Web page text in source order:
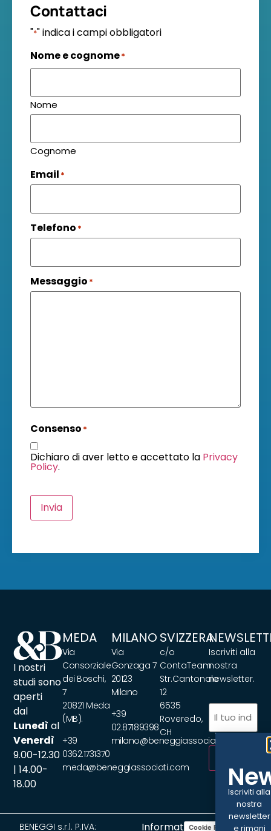
Contattaci
"*" indica i campi obbligatori
Nome e cognome*
Nome
Cognome
Email *
Telefono *
Messaggio *
Consenso *
Dichiaro di aver letto e accettato la Privacy
Policy.
Invia
I nostri
studi sono
aperti
dal
Lunedì al
Venerdì
9.00-12.30
| 14.00-
18.00
MEDA
Via
Consorziale
dei Boschi,
7
20821 Meda
(MB).
+39
0362.1731370
meda@beneggiassociati.com
MILANO
Via
Gonzaga 7
20123
Milano
+39
02.87189398
milano@beneggiassociati.com
SVIZZERA
c/o
ContaTeam
Str.Cantonale
12
6535
Roveredo,
CH
Iscriviti alla
nostra
newsletter.
Email
BENEGGI s.r.l. P.IVA: InformativaCookie PolicyPrivacy Policy
Iscriviti alla
nostra
newsletter
e rimani